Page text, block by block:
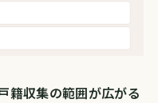
籍収集の範囲が広がる